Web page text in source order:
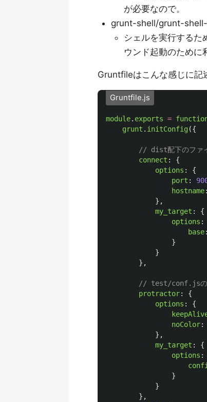
が必要なので。
grunt-shell/grunt-
シェルを実行するた
ウンド起動のために
Gruntfileはこんな感じに記
Gruntfile.js
module. exports =
grunt . initConfig({
// dist配下のファ
connect :
{
options :
{
port :
hostname:
},
my_target :
{
options :
base:
}
}
},
// test/conf.jsの設
protractor:
{
options :
{
noColor:
},
my_target :
{
options :
}
}
},